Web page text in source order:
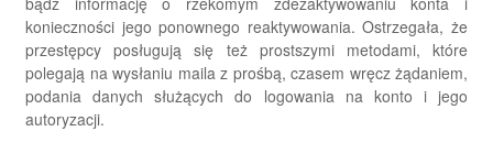
konieczności jego ponownego reaktywowania. Ostrzegała, że
przestępcy posługują się też prostszymi metodami, które
polegają na wysłaniu maila z prośbą, czasem wręcz żądaniem,
podania danych służących do logowania na konto i jego
autoryzacji.